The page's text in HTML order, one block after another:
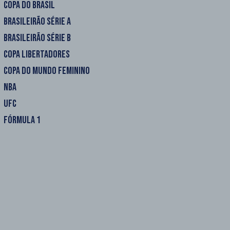
COPA DO BRASIL
BRASILEIRÃO SÉRIE A
BRASILEIRÃO SÉRIE B
COPA LIBERTADORES
COPA DO MUNDO FEMININO
NBA
UFC
FÓRMULA 1